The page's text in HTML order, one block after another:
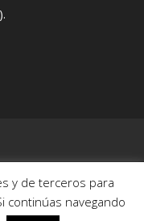
| Política de
y de terceros para
continúas navegando